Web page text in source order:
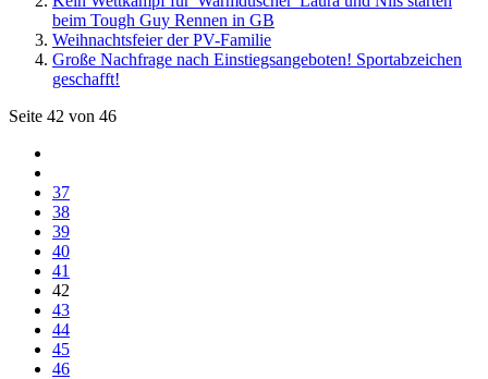
beim Tough Guy Rennen in GB
Weihnachtsfeier der PV-Familie
Große Nachfrage nach Einstiegsangeboten! Sportabzeichen
geschafft!
Seite 42 von 46
37
38
39
40
41
42
43
44
45
46